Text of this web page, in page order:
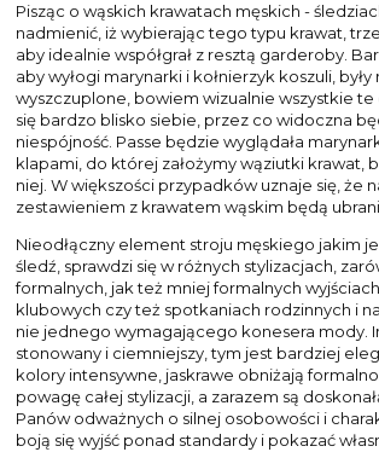
Pisząc o wąskich krawatach męskich -
nadmienić, iż wybierając tego typu krawat,
aby idealnie współgrał z resztą garderoby.
aby wyłogi marynarki i kołnierzyk koszuli, były
wyszczuplone, bowiem wizualnie wszystkie
się bardzo blisko siebie, przez co widoczna
niespójność. Passe będzie wyglądała
klapami, do której założymy wąziutki krawat,
niej. W większości przypadków uznaje się, że
zestawieniem z krawatem wąskim będą
Nieodłączny element stroju męskiego jakim
śledź, sprawdzi się w różnych stylizacjach,
formalnych, jak też mniej formalnych
klubowych czy też spotkaniach rodzinnych i
nie jednego wymagającego konesera mody.
stonowany i ciemniejszy, tym jest bardziej
kolory intensywne, jaskrawe obniżają
powagę całej stylizacji, a zarazem są
Panów odważnych o silnej osobowości i
boją się wyjść ponad standardy i pokazać